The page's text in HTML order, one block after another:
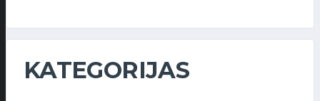
KATEGORIJAS